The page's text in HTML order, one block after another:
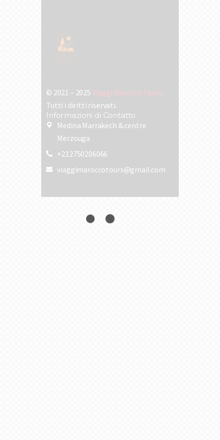
© 2021 – 2025 Viaggi Marocco Tours.
Tutti i diritti riservati.
Informazioni di Contatto
Medina Marrakech & centre
Merzouga
+212750206066
viaggimaroccotours@gmail.com